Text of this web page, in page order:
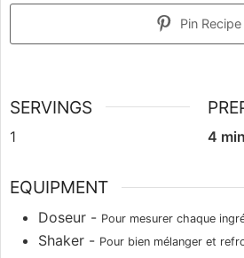
Pin Recipe
SERVINGS
1 4
EQUIPMENT
Doseur - Pour mesurer chaque
Shaker - Pour bien mélanger et